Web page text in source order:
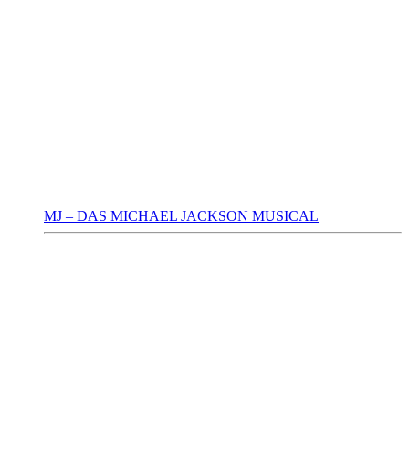
MJ – DAS MICHAEL JACKSON MUSICAL